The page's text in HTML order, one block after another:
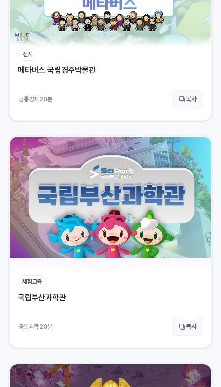
전시
메타버스 국립경주박물관
공통창체 20분 복사
체험교육
국립부산과학관
공통과학20분 복사